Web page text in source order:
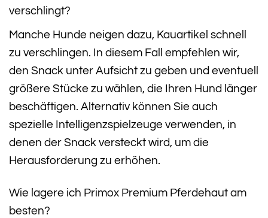
verschlingt?
Manche Hunde neigen dazu, Kauartikel schnell
zu verschlingen. In diesem Fall empfehlen wir,
den Snack unter Aufsicht zu geben und eventuell
größere Stücke zu wählen, die Ihren Hund länger
beschäftigen. Alternativ können Sie auch
spezielle Intelligenzspielzeuge verwenden, in
denen der Snack versteckt wird, um die
Herausforderung zu erhöhen.
Wie lagere ich Primox Premium Pferdehaut am
besten?